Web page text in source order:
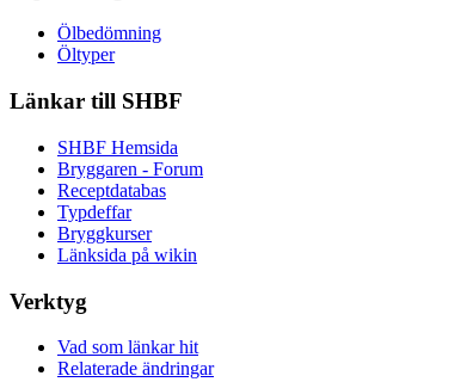
Ölbedömning
Öltyper
Länkar till SHBF
SHBF Hemsida
Bryggaren - Forum
Receptdatabas
Typdeffar
Bryggkurser
Länksida på wikin
Verktyg
Vad som länkar hit
Relaterade ändringar